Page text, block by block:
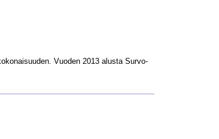
Vuoden 2013 alusta Survo-